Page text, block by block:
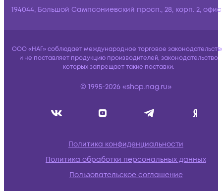
194044, Большой Сампсониевский просп., 28, корп. 2,
ООО «НАГ» соблюдает международное торговое
и не поставляет продукцию производителей, законодательство
которых запрещает такие поставки.
© 1995-2026 «shop.nag.ru»
Политика конфиденциальности
Политика обработки персональных данных
Пользовательское соглашение